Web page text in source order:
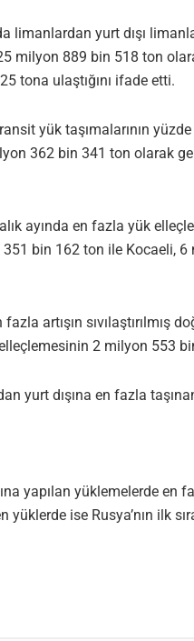
limanlardan yurt dışı
milyon 889 bin 518 ton
tona ulaştığını ifade etti.
yük taşımalarının
362 bin 341 ton olarak
ayında en fazla yük
351 bin 162 ton ile
fazla artışın
2 milyon 553
yurt dışına en fazla
yapılan yüklemelerde en
ise Rusya’nın ilk